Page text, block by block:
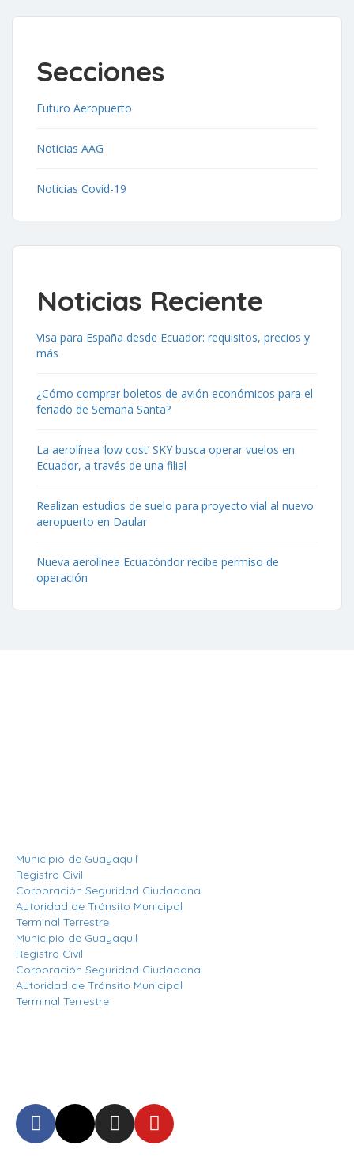
Secciones
Futuro Aeropuerto
Noticias AAG
Noticias Covid-19
Noticias Reciente
Visa para España desde Ecuador: requisitos, precios y
más
¿Cómo comprar boletos de avión económicos para el
feriado de Semana Santa?
La aerolínea ‘low cost’ SKY busca operar vuelos en
Ecuador, a través de una filial
Realizan estudios de suelo para proyecto vial al nuevo
aeropuerto en Daular
Nueva aerolínea Ecuacóndor recibe permiso de
operación
Municipio de Guayaquil
Registro Civil
Corporación Seguridad Ciudadana
Autoridad de Tránsito Municipal
Terminal Terrestre
Municipio de Guayaquil
Registro Civil
Corporación Seguridad Ciudadana
Autoridad de Tránsito Municipal
Terminal Terrestre